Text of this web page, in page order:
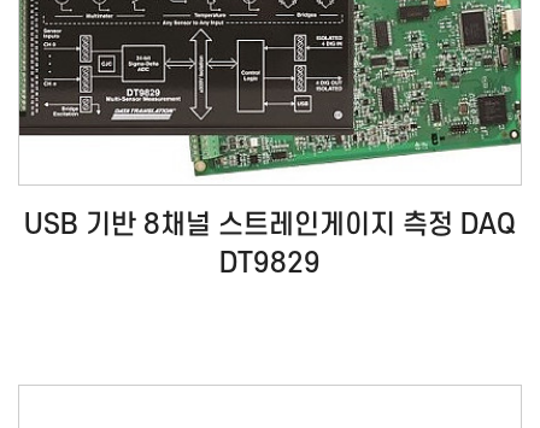
USB 기반 8채널 스트레인게이지 측정 DAQ
DT9829